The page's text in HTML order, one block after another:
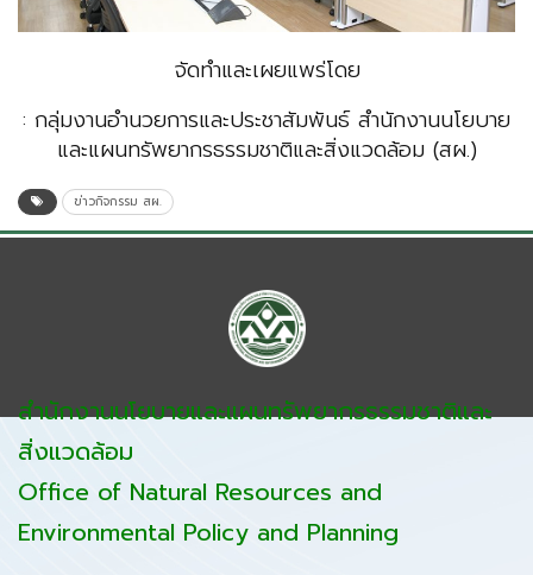
จัดทำและเผยแพร่โดย
: กลุ่มงานอำนวยการและประชาสัมพันธ์ สำนักงานนโยบาย
และแผนทรัพยากรธรรมชาติและสิ่งแวดล้อม (สผ.)
ข่าวกิจกรรม สผ.
สำนักงานนโยบายและแผนทรัพยากรธรรมชาติและ
สิ่งแวดล้อม
Office of Natural Resources and
Environmental Policy and Planning